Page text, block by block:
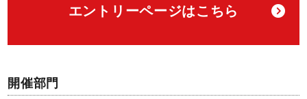
開催部門
エントリーページはこちら